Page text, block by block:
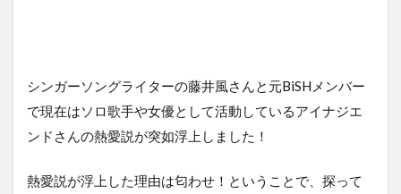
シンガーソングライターの藤井風さんと元BiSHメンバー
で現在はソロ歌手や女優として活動しているアイナジエ
ンドさんの熱愛説が突如浮上しました！
熱愛説が浮上した理由は匂わせ！ということで、探って